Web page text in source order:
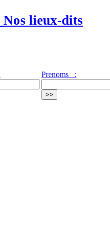
Nos lieux-dits
Prenoms :